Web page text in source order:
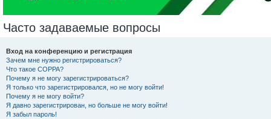
Часто задаваемые вопросы
Вход на конференцию и регистрация
Зачем мне нужно регистрироваться?
Что такое COPPA?
Почему я не могу зарегистрироваться?
Я только что зарегистрировался, но не могу войти!
Почему я не могу войти?
Я давно зарегистрирован, но больше не могу войти!
Я забыл пароль!